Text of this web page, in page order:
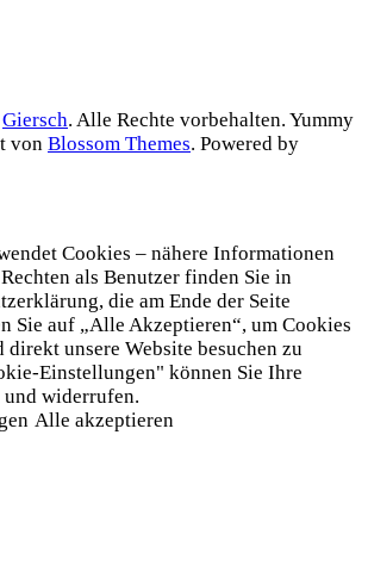
Giersch. Alle Rechte vorbehalten. Yummy
von Blossom Themes. Powered by
Cookies – nähere Informationen
als Benutzer finden Sie in
die am Ende der Seite
Sie auf „Alle Akzeptieren“, um Cookies
direkt unsere Website besuchen zu
Einstellungen" können Sie Ihre
und widerrufen.
Alle akzeptieren